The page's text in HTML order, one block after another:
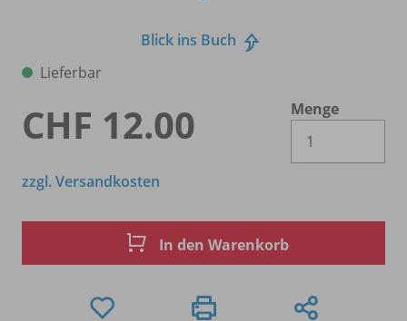
Blick ins Buch
Lieferbar
CHF 12.00
Menge
zzgl. Versandkosten
In den Warenkorb